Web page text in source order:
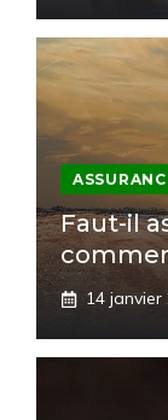
Faut-il
14 janvier